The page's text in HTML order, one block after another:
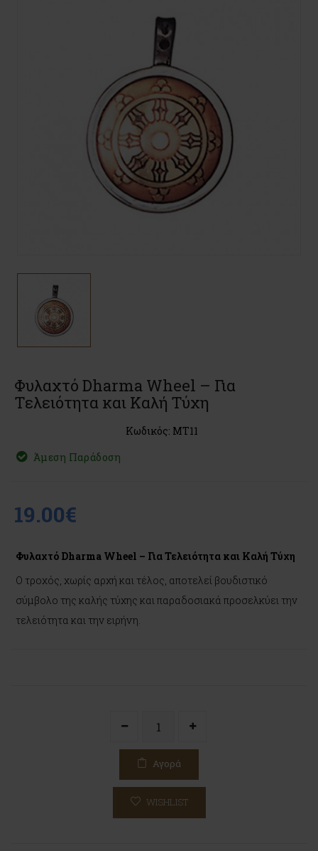
Φυλαχτό Dharma Wheel – Για
Τελειότητα και Καλή Τύχη
Κωδικός: MT11
Άμεση Παράδοση
19.00€
Φυλαχτό Dharma Wheel – Για Τελειότητα και Καλή Τύχη
Ο τροχός, χωρίς αρχή και τέλος, αποτελεί βουδιστικό
σύμβολο της καλής τύχης και παραδοσιακά προσελκύει την
τελειότητα και την ειρήνη.
Αγορά
WISHLIST